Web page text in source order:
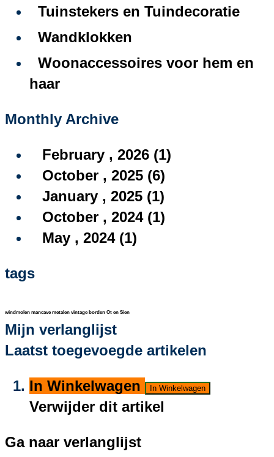
Tuinstekers en Tuindecoratie
Wandklokken
Woonaccessoires voor hem en
haar
Monthly Archive
February , 2026 (1)
October , 2025 (6)
January , 2025 (1)
October , 2024 (1)
May , 2024 (1)
tags
windmolen mancavemetalen vintage borden Ot en Sien
Mijn verlanglijst
Laatst toegevoegde artikelen
In Winkelwagen In Winkelwagen
Verwijder dit artikel
Ga naar verlanglijst